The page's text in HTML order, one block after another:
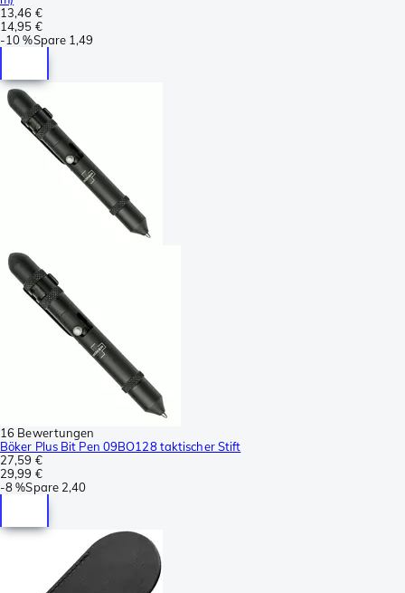
13,46 €
14,95 €
-10 %Spare 1,49
16 Bewertungen
Böker Plus Bit Pen 09BO128 taktischer Stift
27,59 €
29,99 €
-8 %Spare 2,40